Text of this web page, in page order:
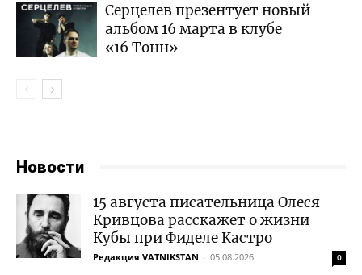
Серцелев презентует новый
альбом 16 марта в клубе
«16 Тонн»
Новости
15 августа писательница Олеся
Кривцова расскажет о жизни
Кубы при Фиделе Кастро
Редакция VATNIKSTAN - 05.08.2026 0